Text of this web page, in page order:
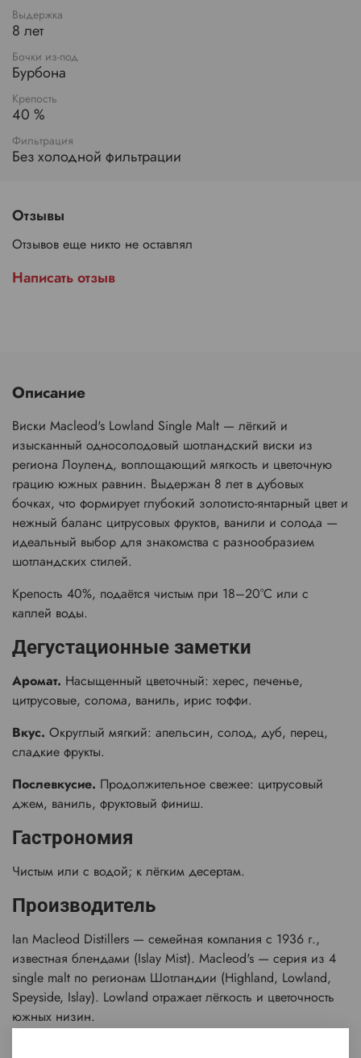
Выдержка
8 лет
Бочки из-под
Бурбона
Крепость
40 %
Фильтрация
Без холодной фильтрации
Отзывы
Отзывов еще никто не оставлял
Написать отзыв
Описание
Виски Macleod's Lowland Single Malt — лёгкий и
изысканный односолодовый шотландский виски из
региона Лоуленд, воплощающий мягкость и цветочную
грацию южных равнин. Выдержан 8 лет в дубовых
бочках, что формирует глубокий золотисто-янтарный цвет и
нежный баланс цитрусовых фруктов, ванили и солода —
идеальный выбор для знакомства с разнообразием
шотландских стилей.
Крепость 40%, подаётся чистым при 18–20°C или с
каплей воды.
Дегустационные заметки
Аромат. Насыщенный цветочный: херес, печенье,
цитрусовые, солома, ваниль, ирис тоффи.
Вкус. Округлый мягкий: апельсин, солод, дуб, перец,
сладкие фрукты.
Послевкусие. Продолжительное свежее: цитрусовый
джем, ваниль, фруктовый финиш.
Гастрономия
Чистым или с водой; к лёгким десертам.
Производитель
Ian Macleod Distillers — семейная компания с 1936 г.,
известная блендами (Islay Mist). Macleod's — серия из 4
single malt по регионам Шотландии (Highland, Lowland,
Speyside, Islay). Lowland отражает лёгкость и цветочность
южных низин.